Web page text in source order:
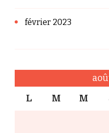
février 2023
L M M